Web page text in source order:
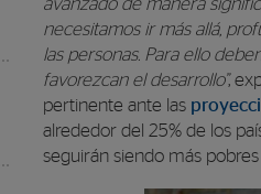
avanzado de manera
necesitamos ir más allá,
las personas. Para ello
favorezcan el desarrollo”,
pertinente ante las
alrededor del 25% de los
seguirán siendo más